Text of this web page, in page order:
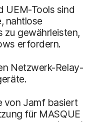
UEM-Tools sind
nahtlose
zu gewährleisten,
erfordern.
Netzwerk-Relay-
von Jamf basiert
für MASQUE